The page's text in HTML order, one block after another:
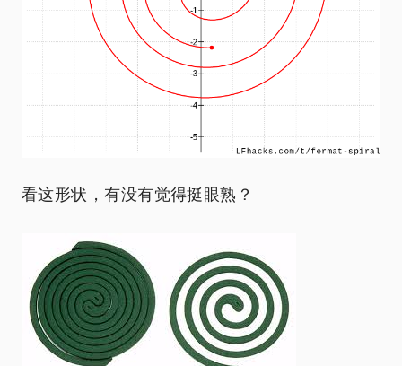
看这形状，有没有觉得挺眼熟？